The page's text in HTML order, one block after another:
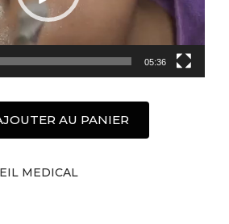
05:36
AU PANIER
MEDICAL